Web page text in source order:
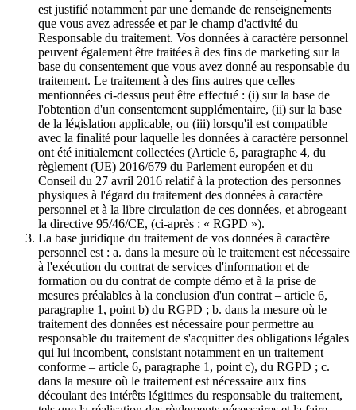
est justifié notamment par une demande de renseignements
que vous avez adressée et par le champ d'activité du
Responsable du traitement. Vos données à caractère personnel
peuvent également être traitées à des fins de marketing sur la
base du consentement que vous avez donné au responsable du
traitement. Le traitement à des fins autres que celles
mentionnées ci-dessus peut être effectué : (i) sur la base de
l'obtention d'un consentement supplémentaire, (ii) sur la base
de la législation applicable, ou (iii) lorsqu'il est compatible
avec la finalité pour laquelle les données à caractère personnel
ont été initialement collectées (Article 6, paragraphe 4, du
règlement (UE) 2016/679 du Parlement européen et du
Conseil du 27 avril 2016 relatif à la protection des personnes
physiques à l'égard du traitement des données à caractère
personnel et à la libre circulation de ces données, et abrogeant
la directive 95/46/CE, (ci-après : « RGPD »).
La base juridique du traitement de vos données à caractère
personnel est : a. dans la mesure où le traitement est nécessaire
à l'exécution du contrat de services d'information et de
formation ou du contrat de compte démo et à la prise de
mesures préalables à la conclusion d'un contrat – article 6,
paragraphe 1, point b) du RGPD ; b. dans la mesure où le
traitement des données est nécessaire pour permettre au
responsable du traitement de s'acquitter des obligations légales
qui lui incombent, consistant notamment en un traitement
conforme – article 6, paragraphe 1, point c), du RGPD ; c.
dans la mesure où le traitement est nécessaire aux fins
découlant des intérêts légitimes du responsable du traitement,